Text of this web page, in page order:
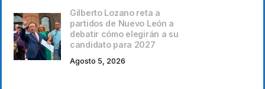
Gilberto Lozano reta a
partidos de Nuevo León a
debatir cómo elegirán a su
candidato para 2027
Agosto 5, 2026